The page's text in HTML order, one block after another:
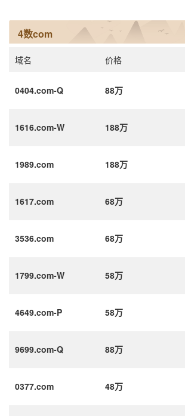
4数com
域名 价格
0404.com-Q 88万
1616.com-W 188万
1989.com 188万
1617.com 68万
3536.com 68万
1799.com-W 58万
4649.com-P 58万
9699.com-Q 88万
0377.com 48万